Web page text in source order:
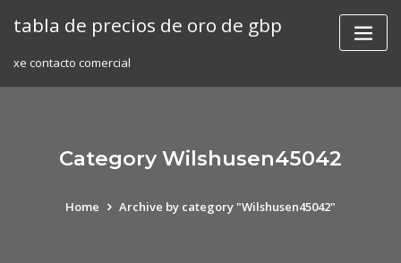
tabla de precios de oro de gbp
xe contacto comercial
Category Wilshusen45042
Home Archive by category "Wilshusen45042"